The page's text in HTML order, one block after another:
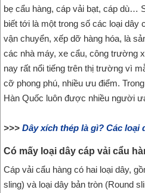
bẹ cẩu hàng, cáp vải bạt, cáp dù…
biết tới là một trong số các loại dây
vận chuyển, xếp dỡ hàng hóa, là
các nhà máy, xe cẩu, công trường
nay rất nổi tiếng trên thị trường vì
cỡ phong phú, nhiều ưu điểm.
Hàn Quốc luôn được nhiều người
>>> Dây xích thép là gì? Các loại
Có mấy loại dây cáp vải cẩu
Cáp vải cẩu hàng có hai loại dây,
sling) và loại dây bản tròn (Round